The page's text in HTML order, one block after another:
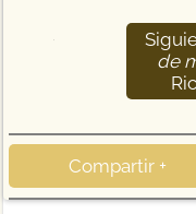
de
Compartir +